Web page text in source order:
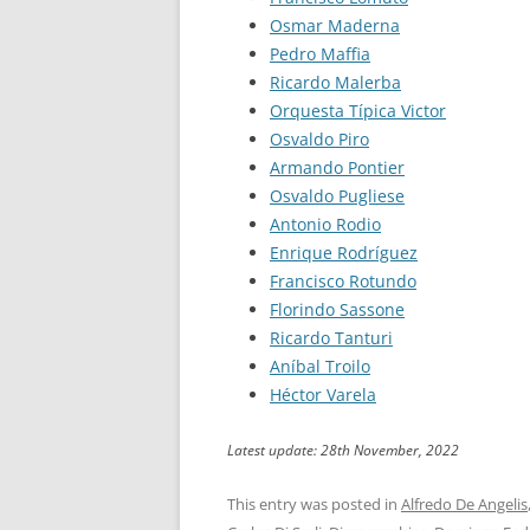
Osmar Maderna
Pedro Maffia
Ricardo Malerba
Orquesta Típica Victor
Osvaldo Piro
Armando Pontier
Osvaldo Pugliese
Antonio Rodio
Enrique Rodríguez
Francisco Rotundo
Florindo Sassone
Ricardo Tanturi
Aníbal Troilo
Héctor Varela
Latest update: 28th November, 2022
This entry was posted in Alfredo De Angelis,